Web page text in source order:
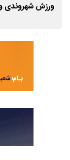
ورزش شهروندی